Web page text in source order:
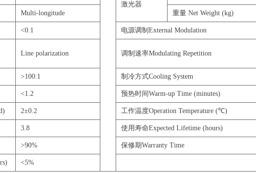
激光器
Multi-longitude 重量 Net Weight (kg)
<0.1 电源调制External Modulation
Line polarization 调制速率Modulating Repetition
>100:1 制冷方式Cooling System
<1.2 预热时间Warm-up Time (minutes)
2±0.2 工作温度Operation Temperature (℃)
3.8 使用寿命Expected Lifetime (hours)
>90% 保修期Warranty Time
<5%